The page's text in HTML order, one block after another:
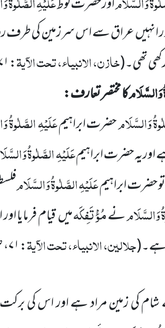
انہیںعراق سے اس سرزمین کی طرف
تھی۔(خازن، الانبیاء، تحت الآیۃ: ۷۱، ۳ / ۲۸۳
کا مختصر تعارف:
وَالسَّلَامحضرت ابراہیمعَلَیْہِالصَّلٰوۃُ
اوریہ حضرت ابراہیمعَلَیْہِالصَّلٰوۃُ
حضرت ابراہیمعَلَیْہِ الصَّلٰوۃُ وَالسَّلَام
وَالسَّلَامنےمُؤْتَفِکَہمیںقیام فرمایا
ہے۔(جلالین، الانبیاء، تحت الآیۃ: ۷۱، ص۲۷۴
کی زمین مراد ہے اور اس کی